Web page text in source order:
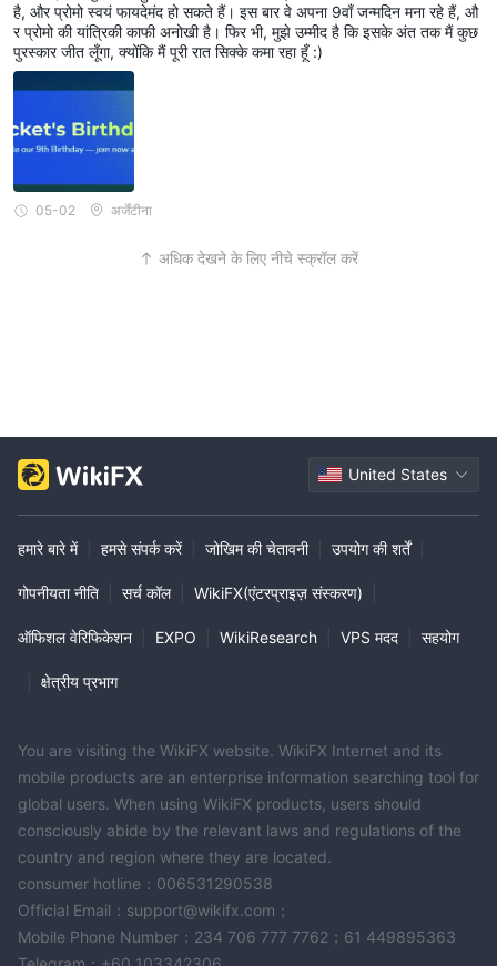
है, और प्रोमो स्वयं फायदेमंद हो सकते हैं। इस बार वे अपना 9वाँ जन्मदिन मना रहे हैं, औ
र प्रोमो की यांत्रिकी काफी अनोखी है। फिर भी, मुझे उम्मीद है कि इसके अंत तक मैं कुछ
पुरस्कार जीत लूँगा, क्योंकि मैं पूरी रात सिक्के कमा रहा हूँ :)
05-02 अर्जेंटीना
अधिक देखने के लिए नीचे स्क्रॉल करें
United States
हमारे बारे में हमसे संपर्क करें जोखिम की चेतावनी उपयोग की शर्तें
गोपनीयता नीति सर्च कॉल WikiFX(एंटरप्राइज़ संस्करण)
ऑफिशल वेरिफिकेशन EXPO WikiResearch VPS मदद सहयोग
क्षेत्रीय प्रभाग
You are visiting the WikiFX website. WikiFX Internet and its
mobile products are an enterprise information searching tool for
global users. When using WikiFX products, users should
consciously abide by the relevant laws and regulations of the
country and region where they are located.
consumer hotline：006531290538
Official Email：support@wikifx.com；
Mobile Phone Number：234 706 777 7762；61 449895363